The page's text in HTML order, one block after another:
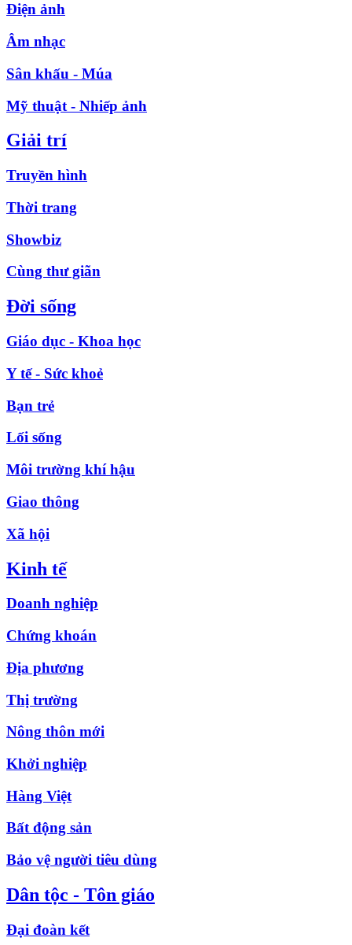
Điện ảnh
Âm nhạc
Sân khấu - Múa
Mỹ thuật - Nhiếp ảnh
Giải trí
Truyền hình
Thời trang
Showbiz
Cùng thư giãn
Đời sống
Giáo dục - Khoa học
Y tế - Sức khoẻ
Bạn trẻ
Lối sống
Môi trường khí hậu
Giao thông
Xã hội
Kinh tế
Doanh nghiệp
Chứng khoán
Địa phương
Thị trường
Nông thôn mới
Khởi nghiệp
Hàng Việt
Bất động sản
Bảo vệ người tiêu dùng
Dân tộc - Tôn giáo
Đại đoàn kết